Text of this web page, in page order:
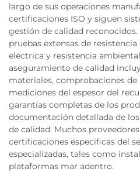
largo de sus operaciones
certificaciones ISO y siguen
gestión de calidad
pruebas extensas de
eléctrica y resistencia
aseguramiento de calidad
materiales, comprobaciones
mediciones del espesor del
garantías completas de los
documentación detallada de
de calidad. Muchos
certificaciones específicas del
especializadas, tales como
plataformas mar adentro.